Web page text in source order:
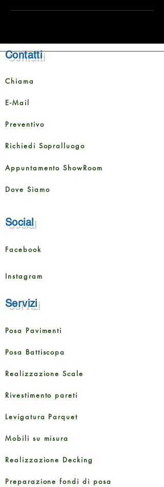
Contatti
Chiama
E-Mail
Preventivo
Richiedi Sopralluogo
Appuntamento ShowRoom
Dove Siamo
Social
Facebook
Instagram
Servizi
Posa Pavimenti
Posa Battiscopa
Realizzazione Scale
Rivestimento pareti
Levigatura Parquet
Mobili su misura
Realizzazione Decking
Preparazione fondi di posa